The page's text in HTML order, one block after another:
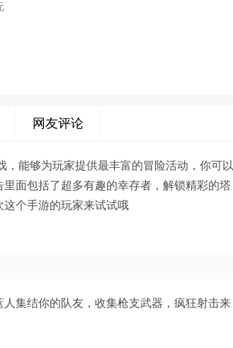
网友评论
能够为玩家提供最丰富的冒险活动，你可以
面包括了超多有趣的幸存者，解锁精彩的塔
个手游的玩家来试试哦
集结你的队友，收集枪支武器，疯狂射击来